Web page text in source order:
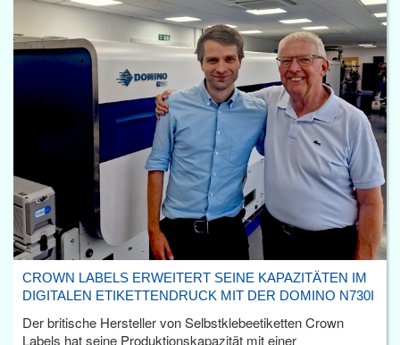
CROWN LABELS ERWEITERT SEINE KAPAZITÄTEN IM
DIGITALEN ETIKETTENDRUCK MIT DER DOMINO N730I
Der britische Hersteller von Selbstklebeetiketten Crown
Labels hat seine Produktionskapazität mit einer